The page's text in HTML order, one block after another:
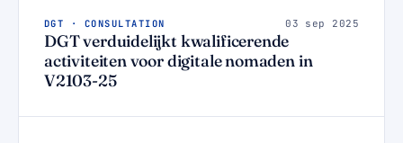
DGT · CONSULTATION 03 sep 2025
DGT verduidelijkt kwalificerende
activiteiten voor digitale nomaden in
V2103-25